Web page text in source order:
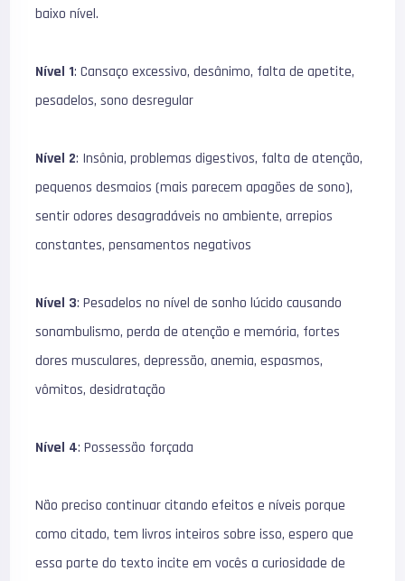
baixo nível.
Nível 1: Cansaço excessivo, desânimo, falta de apetite,
pesadelos, sono desregular
Nível 2: Insônia, problemas digestivos, falta de atenção,
pequenos desmaios (mais parecem apagões de sono),
sentir odores desagradáveis no ambiente, arrepios
constantes, pensamentos negativos
Nível 3: Pesadelos no nível de sonho lúcido causando
sonambulismo, perda de atenção e memória, fortes
dores musculares, depressão, anemia, espasmos,
vômitos, desidratação
Nível 4: Possessão forçada
Não preciso continuar citando efeitos e níveis porque
como citado, tem livros inteiros sobre isso, espero que
essa parte do texto incite em vocês a curiosidade de